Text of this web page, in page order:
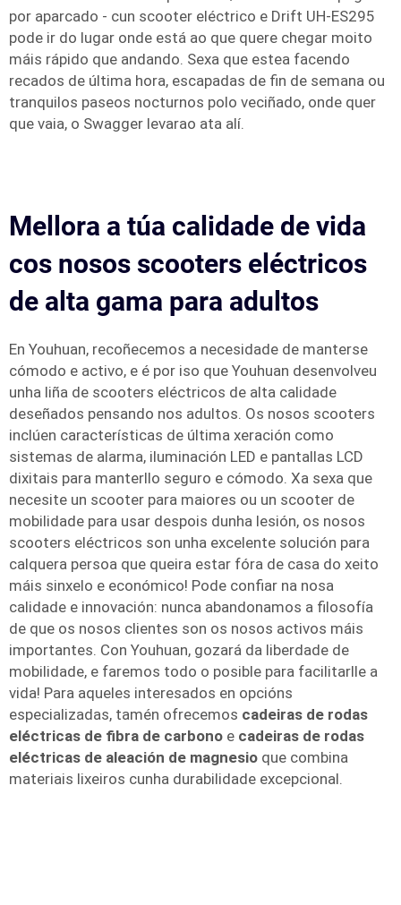
por aparcado - cun scooter eléctrico e Drift UH-ES295
pode ir do lugar onde está ao que quere chegar moito
máis rápido que andando. Sexa que estea facendo
recados de última hora, escapadas de fin de semana ou
tranquilos paseos nocturnos polo veciñado, onde quer
que vaia, o Swagger levarao ata alí.
Mellora a túa calidade de vida
cos nosos scooters eléctricos
de alta gama para adultos
En Youhuan, recoñecemos a necesidade de manterse
cómodo e activo, e é por iso que Youhuan desenvolveu
unha liña de scooters eléctricos de alta calidade
deseñados pensando nos adultos. Os nosos scooters
inclúen características de última xeración como
sistemas de alarma, iluminación LED e pantallas LCD
dixitais para manterllo seguro e cómodo. Xa sexa que
necesite un scooter para maiores ou un scooter de
mobilidade para usar despois dunha lesión, os nosos
scooters eléctricos son unha excelente solución para
calquera persoa que queira estar fóra de casa do xeito
máis sinxelo e económico! Pode confiar na nosa
calidade e innovación: nunca abandonamos a filosofía
de que os nosos clientes son os nosos activos máis
importantes. Con Youhuan, gozará da liberdade de
mobilidade, e faremos todo o posible para facilitarlle a
vida! Para aqueles interesados en opcións
especializadas, tamén ofrecemos cadeiras de rodas
eléctricas de fibra de carbono e cadeiras de rodas
eléctricas de aleación de magnesio que combina
materiais lixeiros cunha durabilidade excepcional.